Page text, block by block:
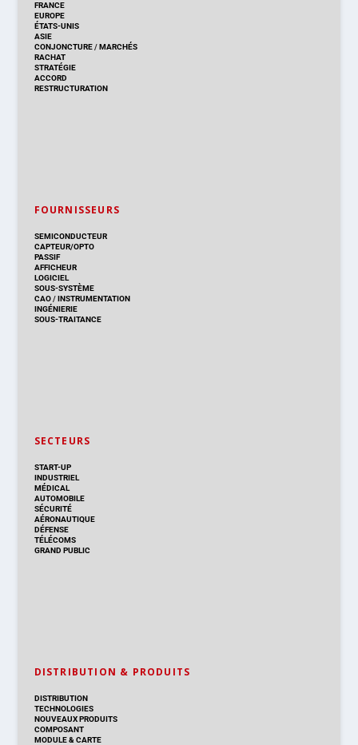
FRANCE
EUROPE
ÉTATS-UNIS
ASIE
CONJONCTURE/ MARCHÉS
RACHAT
STRATÉGIE
ACCORD
RESTRUCTURATION
FOURNISSEURS
SEMICONDUCTEUR
CAPTEUR/OPTO
PASSIF
AFFICHEUR
LOGICIEL
SOUS-SYSTÈME
CAO/INSTRUMENTATION
INGÉNIERIE
SOUS-TRAITANCE
SECTEURS
START-UP
INDUSTRIEL
MÉDICAL
AUTOMOBILE
SÉCURITÉ
AÉRONAUTIQUE
DÉFENSE
TÉLÉCOMS
GRAND PUBLIC
DISTRIBUTION & PRODUITS
DISTRIBUTION
TECHNOLOGIES
NOUVEAUX PRODUITS
COMPOSANT
MODULE & CARTE